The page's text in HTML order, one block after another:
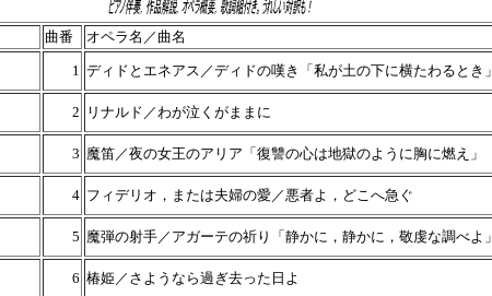
曲番 オペラ名／曲名
1 ディドとエネアス／ディドの嘆き「私が土の下に横たわるとき」
2 リナルド／わが泣くがままに
3 魔笛／夜の女王のアリア「復讐の心は地獄のように胸に燃え」
4 フィデリオ，または夫婦の愛／悪者よ，どこへ急ぐ
5 魔弾の射手／アガーテの祈り「静かに，静かに，敬虔な調べよ」
6 椿姫／さようなら過ぎ去った日よ